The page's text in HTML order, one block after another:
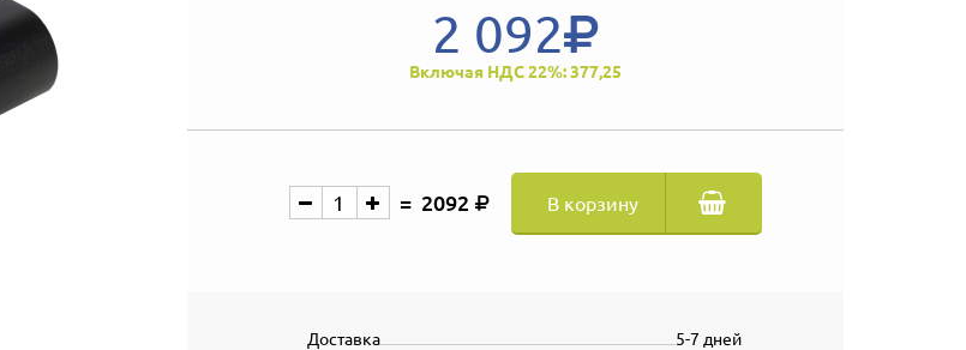
2 092
Включая НДС 22%: 377,25
2092 В корзину
5-7 дней
Доставка